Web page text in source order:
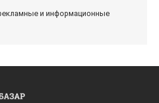
и информационные